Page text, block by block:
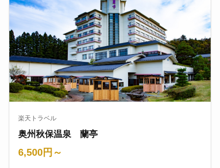
楽天トラベル
奥州秋保温泉 蘭亭
6,500円～